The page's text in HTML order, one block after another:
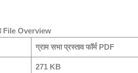
File Overview
ग्राम सभा प्रस्ताव फॉर्म PDF
271 KB